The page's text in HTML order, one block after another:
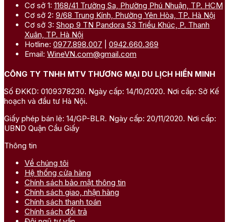
Cơ sở 1: 1168/41 Trường Sa, Phường Phú Nhuận, TP. HCM
Cơ sở 2: 9/68 Trung Kính, Phường Yên Hòa, TP. Hà Nội
Cơ sở 3: Shop 9 TN Pandora 53 Triều Khúc, P. Thanh
Xuân, TP. Hà Nội
Hotline: 0977.898.007
0942.660.369
Email: WineVN.com@gmail.com
CÔNG TY TNHH MTV THƯƠNG MẠI DU LỊCH HIỀN MINH
Số ĐKKD: 0109378230. Ngày cấp: 14/10/2020. Nơi cấp: Sở Kế
hoạch và đầu tư Hà Nội.
Giấy phép bán lẻ: 14/GP-BLR. Ngày cấp: 20/11/2020. Nơi cấp:
UBND Quận Cầu Giấy
Thông tin
Về chúng tôi
Hệ thống cửa hàng
Chính sách bảo mật thông tin
Chính sách giao, nhận hàng
Chính sách thanh toán
Chính sách đổi trả